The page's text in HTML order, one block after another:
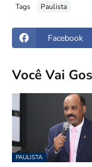
Tags Paulista
Facebook
Você Vai
PAULISTA